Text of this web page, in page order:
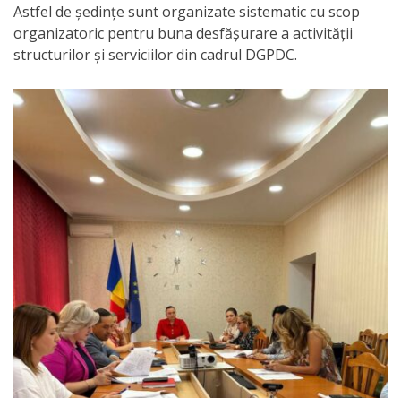
Anticorupție
Știri
și
Evenimente
Acte
și
regulamente
Legislație
internațională
Legislație
Astfel de ședințe sunt organizate sistematic cu scop
organizatoric pentru buna desfășurare a activității
structurilor și serviciilor din cadrul DGPDC.